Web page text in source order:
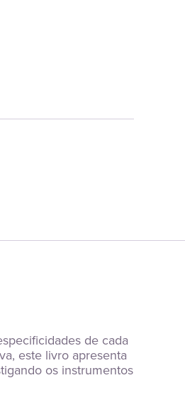
de cada
este livro apresenta
os instrumentos